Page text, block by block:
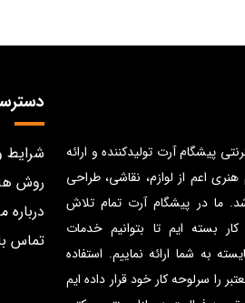
پیشگام آرت تولیدکننده و ارائه
هنری اعم از لوازم، نقاشی، طراحی
ما در پیشگام آرت تمام تلاش
بسته ایم تا بتوانیم خدمات
به شما ارائه نماییم. استفاده
را سرلوحه کار خود قرار داده ایم
شرایط
روش
درباره
تماس